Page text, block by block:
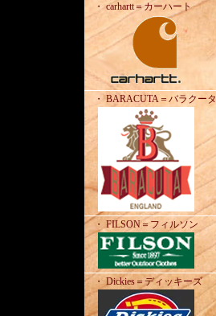
・ carhartt＝カーハート
・ BARACUTA＝バラクータ
・ FILSON＝フィルソン
・ Dickies＝ディッキーズ